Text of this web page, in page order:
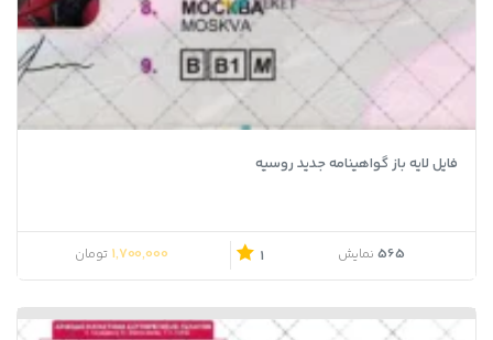
فایل لایه باز گواهینامه جدید روسیه
565 نمایش 1
1,700,000 تومان